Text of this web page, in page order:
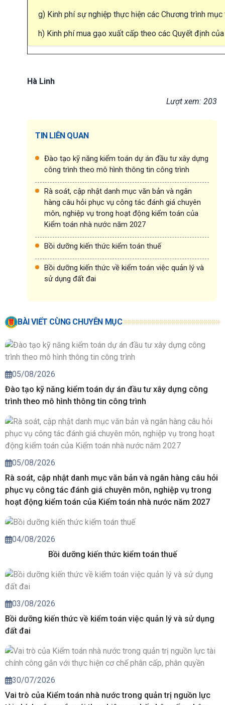
g) Kinh phí sự nghiệp thực hiện các Chương trình mục
h) Kinh phí mua gạo xuất cấp theo các Quyết định
Hà Linh
Lượt xem: 203
TIN LIÊN QUAN
Đào tạo kỹ năng kiểm toán dự án đầu tư xây dựng
công trình theo mô hình thông tin công trình
Rà soát, cập nhật danh mục văn bản và ngân
hàng câu hỏi phục vụ công tác đánh giá chuyên
môn, nghiệp vụ trong hoạt động kiểm toán của
Kiểm toán nhà nước năm 2027
Bồi dưỡng kiến thức kiểm toán thuế
Bồi dưỡng kiến thức về kiểm toán việc quản lý và
sử dụng đất đai
BÀI VIẾT CÙNG CHUYÊN MỤC
05/08/2026
Đào tạo kỹ năng kiểm toán dự án đầu tư xây dựng công
trình theo mô hình thông tin công trình
05/08/2026
Rà soát, cập nhật danh mục văn bản và ngân hàng câu hỏi
phục vụ công tác đánh giá chuyên môn, nghiệp vụ trong
hoạt động kiểm toán của Kiểm toán nhà nước năm 2027
04/08/2026
Bồi dưỡng kiến thức kiểm toán thuế
03/08/2026
Bồi dưỡng kiến thức về kiểm toán việc quản lý và sử dụng
đất đai
30/07/2026
Vai trò của Kiểm toán nhà nước trong quản trị nguồn lực